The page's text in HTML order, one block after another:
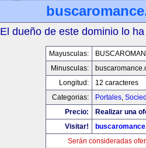
El dueño de este dominio lo
Mayusculas:
Minusculas:
Longitud:
12 caracteres
Categorias:
Portales,
Precio:
Realizar una
Visitar!
Serán consideradas